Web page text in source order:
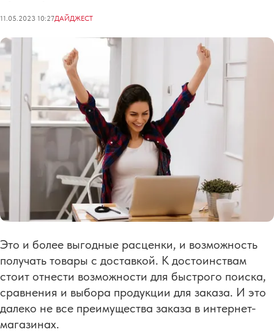
11.05.2023 10:27ДАЙДЖЕСТ
Это и более выгодные расценки, и возможность
получать товары с доставкой. К достоинствам
стоит отнести возможности для быстрого поиска,
сравнения и выбора продукции для заказа. И это
далеко не все преимущества заказа в интернет-
магазинах.